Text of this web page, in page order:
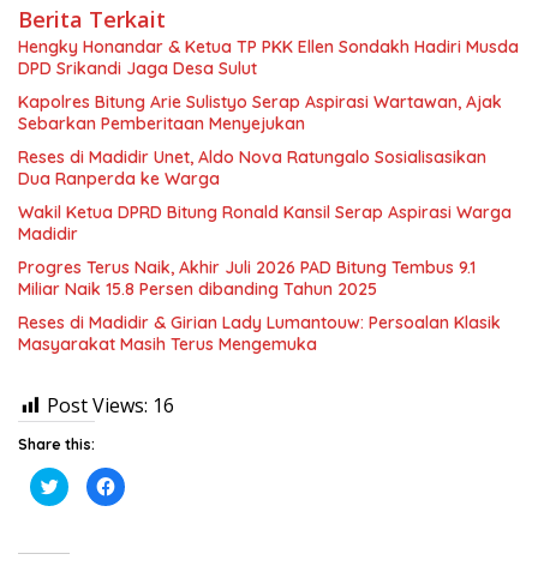
Berita Terkait
Hengky Honandar & Ketua TP PKK Ellen Sondakh Hadiri Musda
DPD Srikandi Jaga Desa Sulut
Kapolres Bitung Arie Sulistyo Serap Aspirasi Wartawan, Ajak
Sebarkan Pemberitaan Menyejukan
Reses di Madidir Unet, Aldo Nova Ratungalo Sosialisasikan
Dua Ranperda ke Warga
Wakil Ketua DPRD Bitung Ronald Kansil Serap Aspirasi Warga
Madidir
Progres Terus Naik, Akhir Juli 2026 PAD Bitung Tembus 9.1
Miliar Naik 15.8 Persen dibanding Tahun 2025
Reses di Madidir & Girian Lady Lumantouw: Persoalan Klasik
Masyarakat Masih Terus Mengemuka
Post Views: 16
Share this:
K
l
n
K
l